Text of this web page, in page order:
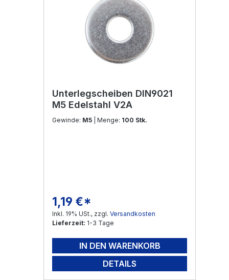
Unterlegscheiben DIN9021
M5 Edelstahl V2A
Gewinde: M5 | Menge: 100 Stk.
Regulärer Preis:
1,19 €*
Inkl. 19% USt., zzgl. Versandkosten
Lieferzeit: 1-3 Tage
IN DEN WARENKORB
DETAILS